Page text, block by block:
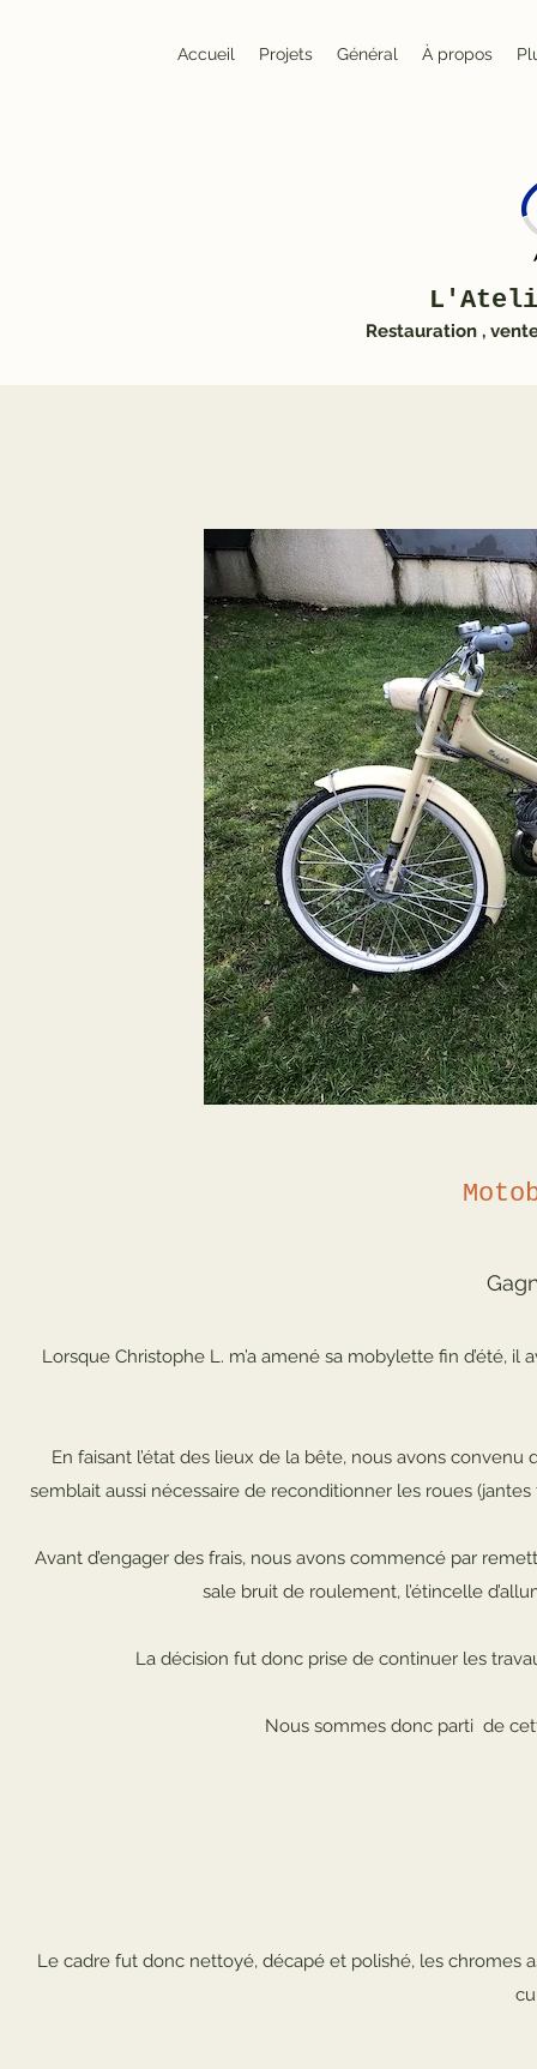
Accueil Projets Général À propos
Restauration ,
Lorsque Christophe L. m’a amené sa mobylette fin d’été,
En faisant l’état des lieux de la bête, nous avons
semblait aussi nécessaire de reconditionner les roues
Avant d’engager des frais, nous avons commencé par
sale bruit de roulement, l’étincelle
La décision fut donc prise de continuer les
Nous sommes donc parti de
Le cadre fut donc nettoyé, décapé et polishé, les chromes